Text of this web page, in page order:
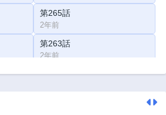
第265話
2年前
第263話
2年前
第261話